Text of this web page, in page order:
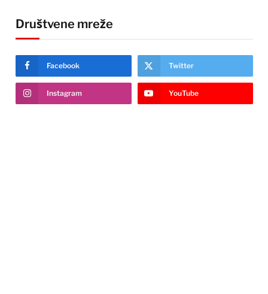
Društvene mreže
Facebook Twitter
Instagram YouTube